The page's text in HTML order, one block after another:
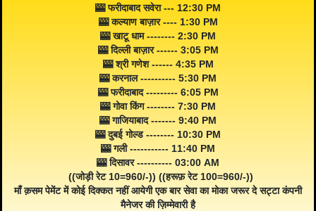
🎰 फरीदाबाद सवेरा --- 12:30 PM
🎰 कल्याण बाज़ार ---- 1:30 PM
🎰 खाटू धाम -------- 2:30 PM
🎰 दिल्ली बाज़ार ------ 3:05 PM
🎰 श्री गणेश ------ 4:35 PM
🎰 करनाल ---------- 5:30 PM
🎰 फरीदाबाद --------- 6:05 PM
🎰 गोवा किंग -------- 7:30 PM
🎰 गाजियाबाद ------- 9:40 PM
🎰 दुबई गोल्ड -------- 10:30 PM
🎰 गली ----------- 11:40 PM
🎰 दिसावर ---------- 03:00 AM
((जोड़ी रेट 10=960/-)) ((हरूफ़ रेट 100=960/-))
माँ क़सम पेमेंट में कोई दिक्कत नहीं आयेगी एक बार सेवा का मोका जरूर दे सट्टा कंपनी
मैनेजर की ज़िम्मेवारी है